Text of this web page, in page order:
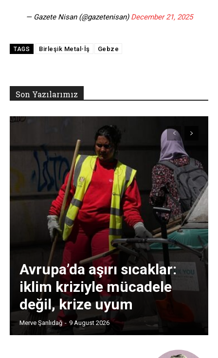
— Gazete Nisan (@gazetenisan) December 21, 2025
TAGS Birleşik Metal-İş Gebze
Son Yazılarımız
Avrupa’da aşırı sıcaklar:
iklim kriziyle mücadele
değil, krize uyum
Merve Şanlıdağ - 9 August 2026